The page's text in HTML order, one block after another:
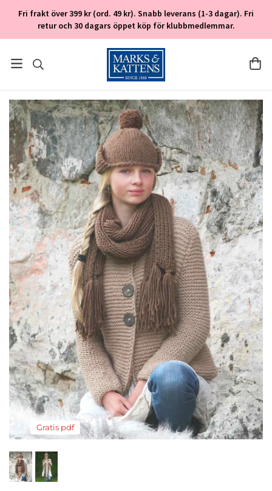
Fri frakt över 399 kr (ord. 49 kr). Snabb leverans (1-3 dagar). Fri
retur och 30 dagars öppet köp för klubbmedlemmar.
Gratis pdf